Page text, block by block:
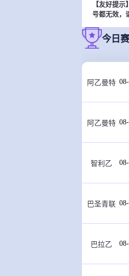
【友好提
号都无效，
今日
阿乙曼特
阿乙曼特
智利乙
巴圣青联
巴拉乙